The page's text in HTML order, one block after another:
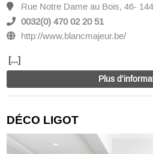
Rue Notre Dame au Bois, 46-
0032(0) 470 02 20 51
http://www.blancmajeur.be/
[...]
Plus
DÉCO LIGOT